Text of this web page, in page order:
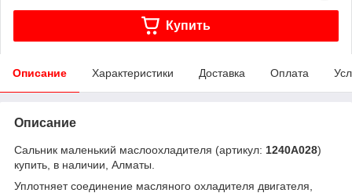
Купить
Описание Характеристики Доставка Оплата
Описание
Сальник маленький маслоохладителя (артикул: 1240A028)
купить, в наличии, Алматы.
Уплотняет соединение масляного охладителя двигателя,